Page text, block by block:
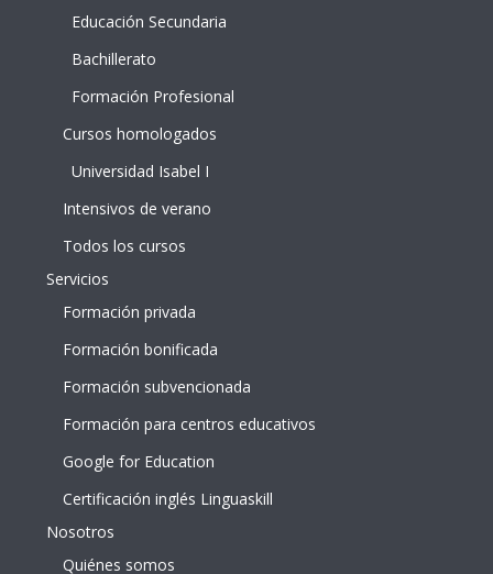
Educación Secundaria
Bachillerato
Formación Profesional
Cursos homologados
Universidad Isabel I
Intensivos de verano
Todos los cursos
Servicios
Formación privada
Formación bonificada
Formación subvencionada
Formación para centros educativos
Google for Education
Certificación inglés Linguaskill
Nosotros
Quiénes somos